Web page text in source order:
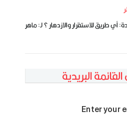
أي طريق للاستقرار والازدهار ؟ لـ: ماهر
البريدية